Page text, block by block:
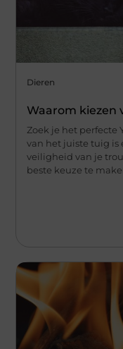
Dieren
Waarom kiezen
Zoek je het perfecte
van het juiste tuig is
veiligheid van je
beste keuze te